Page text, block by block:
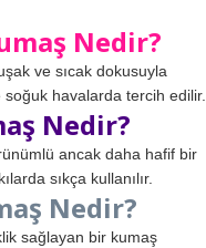
Nedir?
ve sıcak dokusuyla
havalarda tercih edilir.
Nedir?
ancak daha hafif bir
sıkça kullanılır.
Nedir?
sağlayan bir kumaş